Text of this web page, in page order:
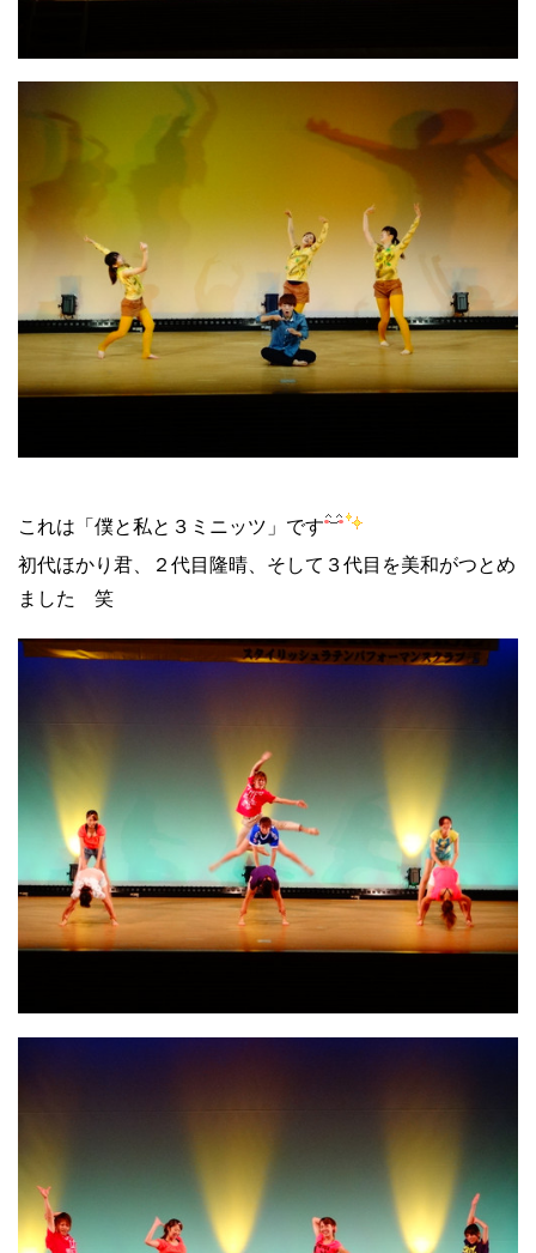
これは「僕と私と３ミニッツ」です
初代ほかり君、２代目隆晴、そして３代目を美和がつとめ
ました 笑